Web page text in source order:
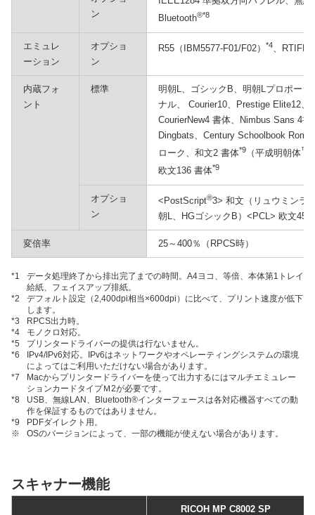
ン
Bluetooth®*8
エミュレ
ーション
オプショ
ン
R55（IBM5577-F01/F02） *4、RTIFF
内蔵フォ
ント
標準
明朝L、ゴシックB、明朝Lプロポー
ナル、 Courier10、Prestige Elite12
CourierNew4 書体、Nimbus Sans 4
Dingbats、Century Schoolbook
ローク、和文2 書体*9 （平成明朝体™
欧文136 書体*9
オプショ
ン
<PostScript®3> 和文（リュウミンラ
朝L、HGゴシックB）<PCL> 欧文45
変倍率 25～400％（RPCS時）
*1
データ処理終了から排出完了までの時間。A4ヨコ、等倍、本体第1トレイ
給紙、フェイスアップ排紙。
*2
デフォルト設定（2,400dpi相当×600dpi）に比べて、プリント速度が低下
します。
*3
RPCS出力時。
*4
モノクロ対応。
*5
プリンタードライバーの提供は行ないません。
*6
IPv4/IPv6対応。IPv6はネットワークやオペレーティングシステムの環境
によってはご利用いただけない場合があります。
*7
Macからプリンタードライバーを使って出力するにはマルチエミュレー
ションカードタイプＭ2が必要です。
*8
USB、無線LAN、Bluetooth®インターフェースは各対応機器すべての動
作を保証するものではありません。
*9
PDFダイレクト用。
※
OSのバージョンによって、一部の機能が使えない場合があります。
スキャナー機能
RICOH MP C8002 SP